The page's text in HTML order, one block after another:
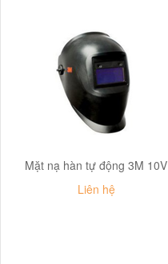
Mặt nạ hàn tự động 3M 10V
Liên hệ